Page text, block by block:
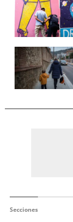
Secciones